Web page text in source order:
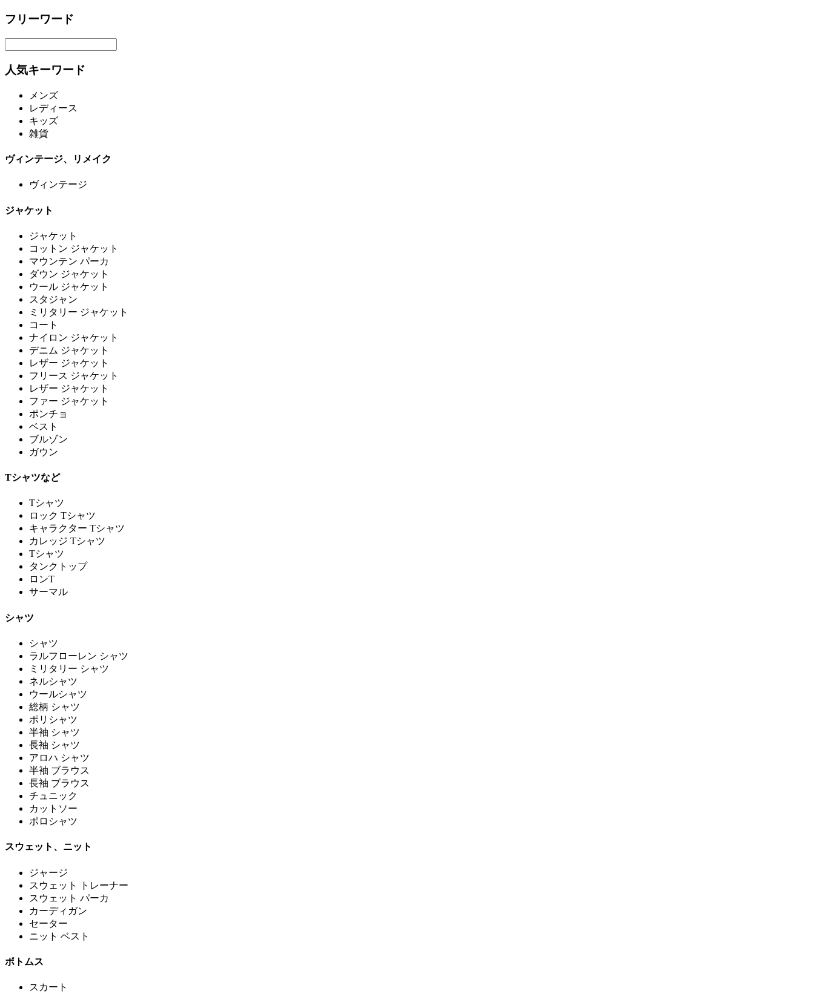
フリーワード
人気キーワード
メンズ
レディース
キッズ
雑貨
ヴィンテージ、リメイク
ヴィンテージ
ジャケット
ジャケット
コットン ジャケット
マウンテン パーカ
ダウン ジャケット
ウール ジャケット
スタジャン
ミリタリー ジャケット
コート
ナイロン ジャケット
デニム ジャケット
レザー ジャケット
フリース ジャケット
レザー ジャケット
ファー ジャケット
ポンチョ
ベスト
ブルゾン
ガウン
Tシャツなど
Tシャツ
ロック Tシャツ
キャラクター Tシャツ
カレッジ Tシャツ
Tシャツ
タンクトップ
ロンT
サーマル
シャツ
シャツ
ラルフローレン シャツ
ミリタリー シャツ
ネルシャツ
ウールシャツ
総柄 シャツ
ポリシャツ
半袖 シャツ
長袖 シャツ
アロハ シャツ
半袖 ブラウス
長袖 ブラウス
チュニック
カットソー
ポロシャツ
スウェット、ニット
ジャージ
スウェット トレーナー
スウェット パーカ
カーディガン
セーター
ニット ベスト
ボトムス
スカート